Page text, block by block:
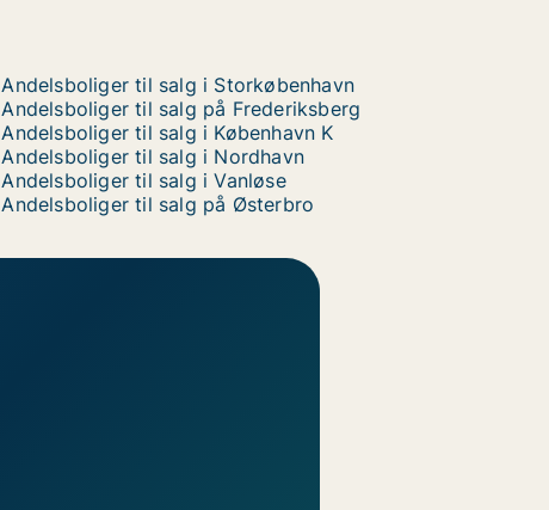
Andelsboliger til salg i Storkøbenhavn
Andelsboliger til salg på Frederiksberg
Andelsboliger til salg i København K
Andelsboliger til salg i Nordhavn
Andelsboliger til salg i Vanløse
Andelsboliger til salg på Østerbro